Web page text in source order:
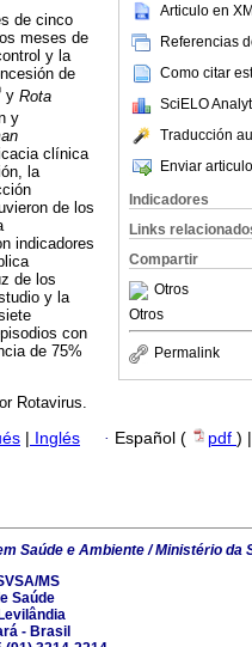
Articulo en
Referencias
Como citar
SciELO
Traducción
Enviar
Indicadores
Links
Compartir
Otros
Otros
Permalink
de cinco
meses de
y la
de
y Rota
y
clínica
la
de los
indicadores
de los
y la
con
de 75%
Rotavirus.
Inglés · Español ( pdf )
Saúde e Ambiente / Ministério da
MS
Saúde
- Brasil